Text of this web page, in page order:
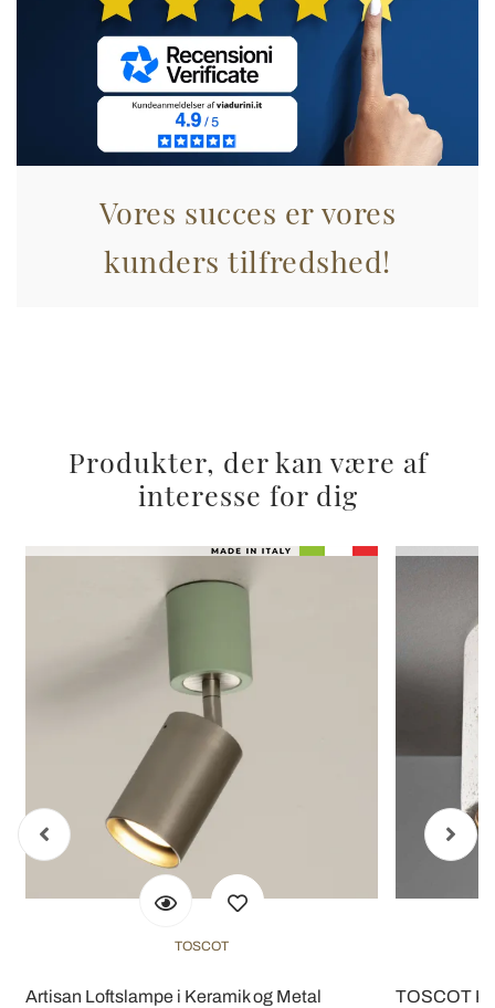
annunci, per fornire funzionalità dei social media e per
analizzare il nostro traffico. Condividiamo inoltre
informazioni sul modo in cui utilizza il nostro sito con i
nostri partner che si occupano di analisi dei dati web,
pubblicità e social media, i quali potrebbero combinarle
con altre informazioni che ha fornito loro o che hanno
raccolto dal suo utilizzo dei loro servizi.
Vores succes er vores
kunders tilfredshed!
Produkter, der kan være af
interesse for dig
TOSCOT
Artisan Loftslampe i Keramik og Metal
TOSCOT